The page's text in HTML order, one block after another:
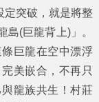
定突破，就是將整
(巨龍背上)」。
巨龍在空中漂浮
美嵌合，不再只
龍族共生！村莊